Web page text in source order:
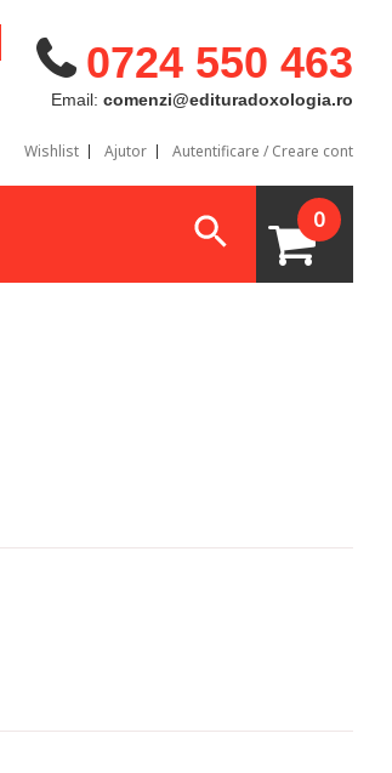
0724 550 463
Email: comenzi@edituradoxologia.ro
Wishlist Ajutor Autentificare / Creare cont
0